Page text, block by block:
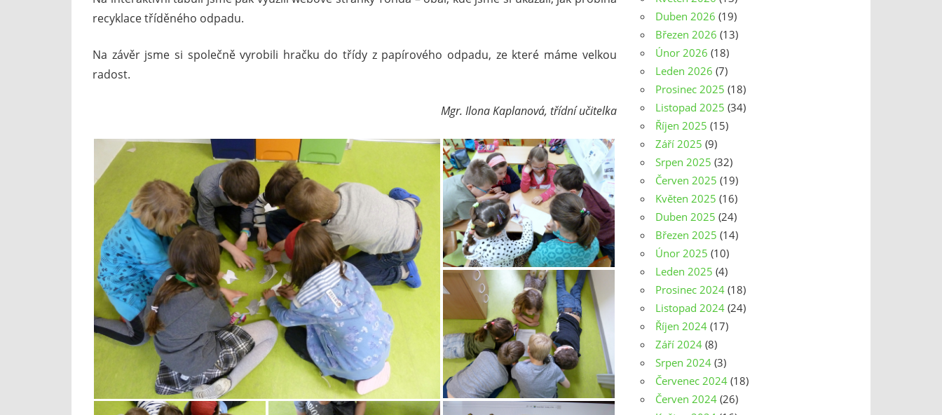
recyklace tříděného odpadu.
Na závěr jsme si společně vyrobili hračku do třídy z papírového odpadu, ze které máme velkou
radost.
Mgr. Ilona Kaplanová, třídní učitelka
Duben 2026 (19)
Březen 2026 (13)
Únor 2026 (18)
Leden 2026 (7)
Prosinec 2025 (18)
Listopad 2025 (34)
Říjen 2025 (15)
Září 2025 (9)
Srpen 2025 (32)
Červen 2025 (19)
Květen 2025 (16)
Duben 2025 (24)
Březen 2025 (14)
Únor 2025 (10)
Leden 2025 (4)
Prosinec 2024 (18)
Listopad 2024 (24)
Říjen 2024 (17)
Září 2024 (8)
Srpen 2024 (3)
Červenec 2024 (18)
Červen 2024 (26)